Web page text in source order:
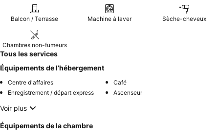
Balcon / Terrasse Machine à laver Sèche-cheveux
Chambres non-fumeurs
Tous les services
Équipements de l’hébergement
Centre d'affaires
Café
Enregistrement / départ express
Ascenseur
Voir plus
Équipements de la chambre